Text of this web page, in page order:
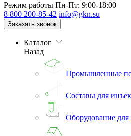
Режим работы Пн-Пт: 9:00-18:00
8 800 200-85-42 info@gkn.su
Заказать звонок
Каталог
Назад
Промышленные
Составы для
Оборудование